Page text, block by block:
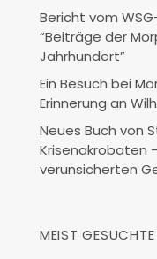
Bericht vom
“Beiträge der
Jahrhundert”
Ein Besuch bei
Erinnerung an
Neues Buch von
Krisenakrobaten
verunsicherten
MEIST GESUCHTE